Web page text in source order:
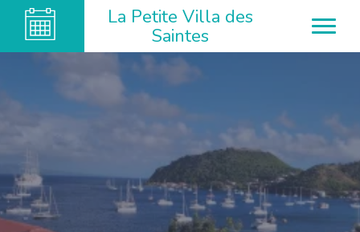
La Petite Villa des
Saintes